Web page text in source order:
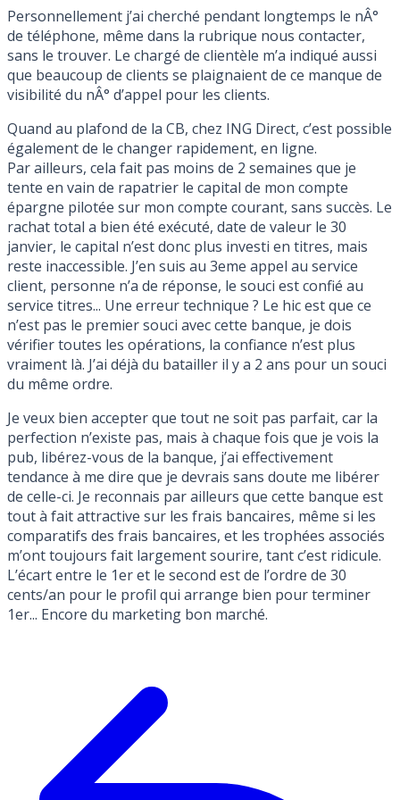
Personnellement j’ai cherché pendant longtemps le nÂ°
de téléphone, même dans la rubrique nous contacter,
sans le trouver. Le chargé de clientèle m’a indiqué aussi
que beaucoup de clients se plaignaient de ce manque de
visibilité du nÂ° d’appel pour les clients.
Quand au plafond de la CB, chez ING Direct, c’est possible
également de le changer rapidement, en ligne.
Par ailleurs, cela fait pas moins de 2 semaines que je
tente en vain de rapatrier le capital de mon compte
épargne pilotée sur mon compte courant, sans succès. Le
rachat total a bien été exécuté, date de valeur le 30
janvier, le capital n’est donc plus investi en titres, mais
reste inaccessible. J’en suis au 3eme appel au service
client, personne n’a de réponse, le souci est confié au
service titres... Une erreur technique ? Le hic est que ce
n’est pas le premier souci avec cette banque, je dois
vérifier toutes les opérations, la confiance n’est plus
vraiment là. J’ai déjà du batailler il y a 2 ans pour un souci
du même ordre.
Je veux bien accepter que tout ne soit pas parfait, car la
perfection n’existe pas, mais à chaque fois que je vois la
pub, libérez-vous de la banque, j’ai effectivement
tendance à me dire que je devrais sans doute me libérer
de celle-ci. Je reconnais par ailleurs que cette banque est
tout à fait attractive sur les frais bancaires, même si les
comparatifs des frais bancaires, et les trophées associés
m’ont toujours fait largement sourire, tant c’est ridicule.
L’écart entre le 1er et le second est de l’ordre de 30
cents/an pour le profil qui arrange bien pour terminer
1er... Encore du marketing bon marché.